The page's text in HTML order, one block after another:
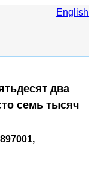
English
два
семь тысяч